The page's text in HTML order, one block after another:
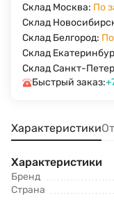
Склад Москва: По
Склад
Склад Белгород:
Склад
Склад Санкт-
Быстрый заказ:
Характеристики
Характеристики
Бренд
Страна